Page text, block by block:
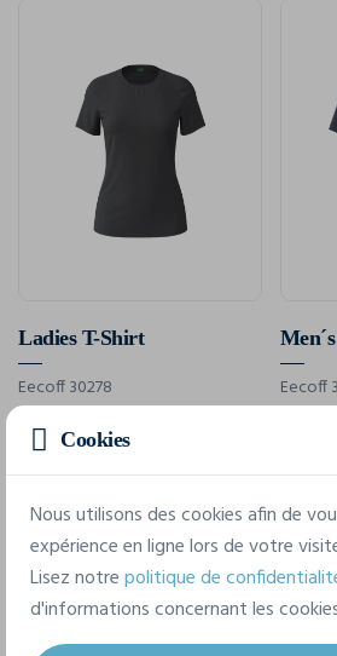
Ladies T-Shirt
Eecoff 30278
Eecoff
Affichage de 6
Cookies
Nous utilisons des cookies afin de
expérience en ligne lors de votre
Lisez notrepolitique de
d'informations concernant les